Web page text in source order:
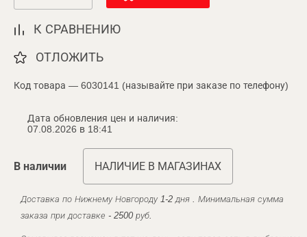
К СРАВНЕНИЮ
ОТЛОЖИТЬ
Код товара — 6030141 (называйте при заказе по телефону)
Дата обновления цен и наличия:
07.08.2026 в 18:41
В наличии НАЛИЧИЕ В МАГАЗИНАХ
Доставка по Нижнему Новгороду 1-2 дня . Минимальная сумма
заказа при доставке - 2500 руб.